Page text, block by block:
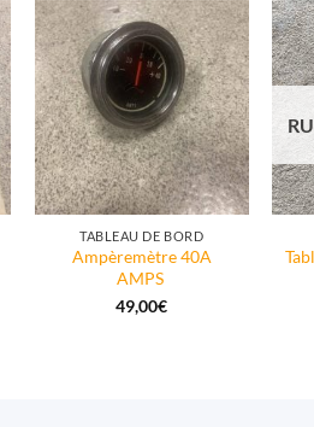
TABLEAU DE BORD
Ampèremètre 40A
AMPS
49,00€